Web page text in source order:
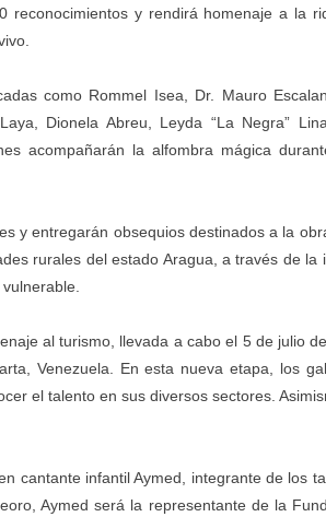
reconocimientos y rendirá homenaje a la
como Rommel Isea, Dr. Mauro
Dionela Abreu, Leyda “La Negra”
acompañarán la alfombra mágica
y entregarán obsequios destinados a la
rurales del estado Aragua, a través de la
al turismo, llevada a cabo el 5 de julio
Venezuela. En esta nueva etapa, los
el talento en sus diversos sectores.
cantante infantil Aymed, integrante de los
Aymed será la representante de la